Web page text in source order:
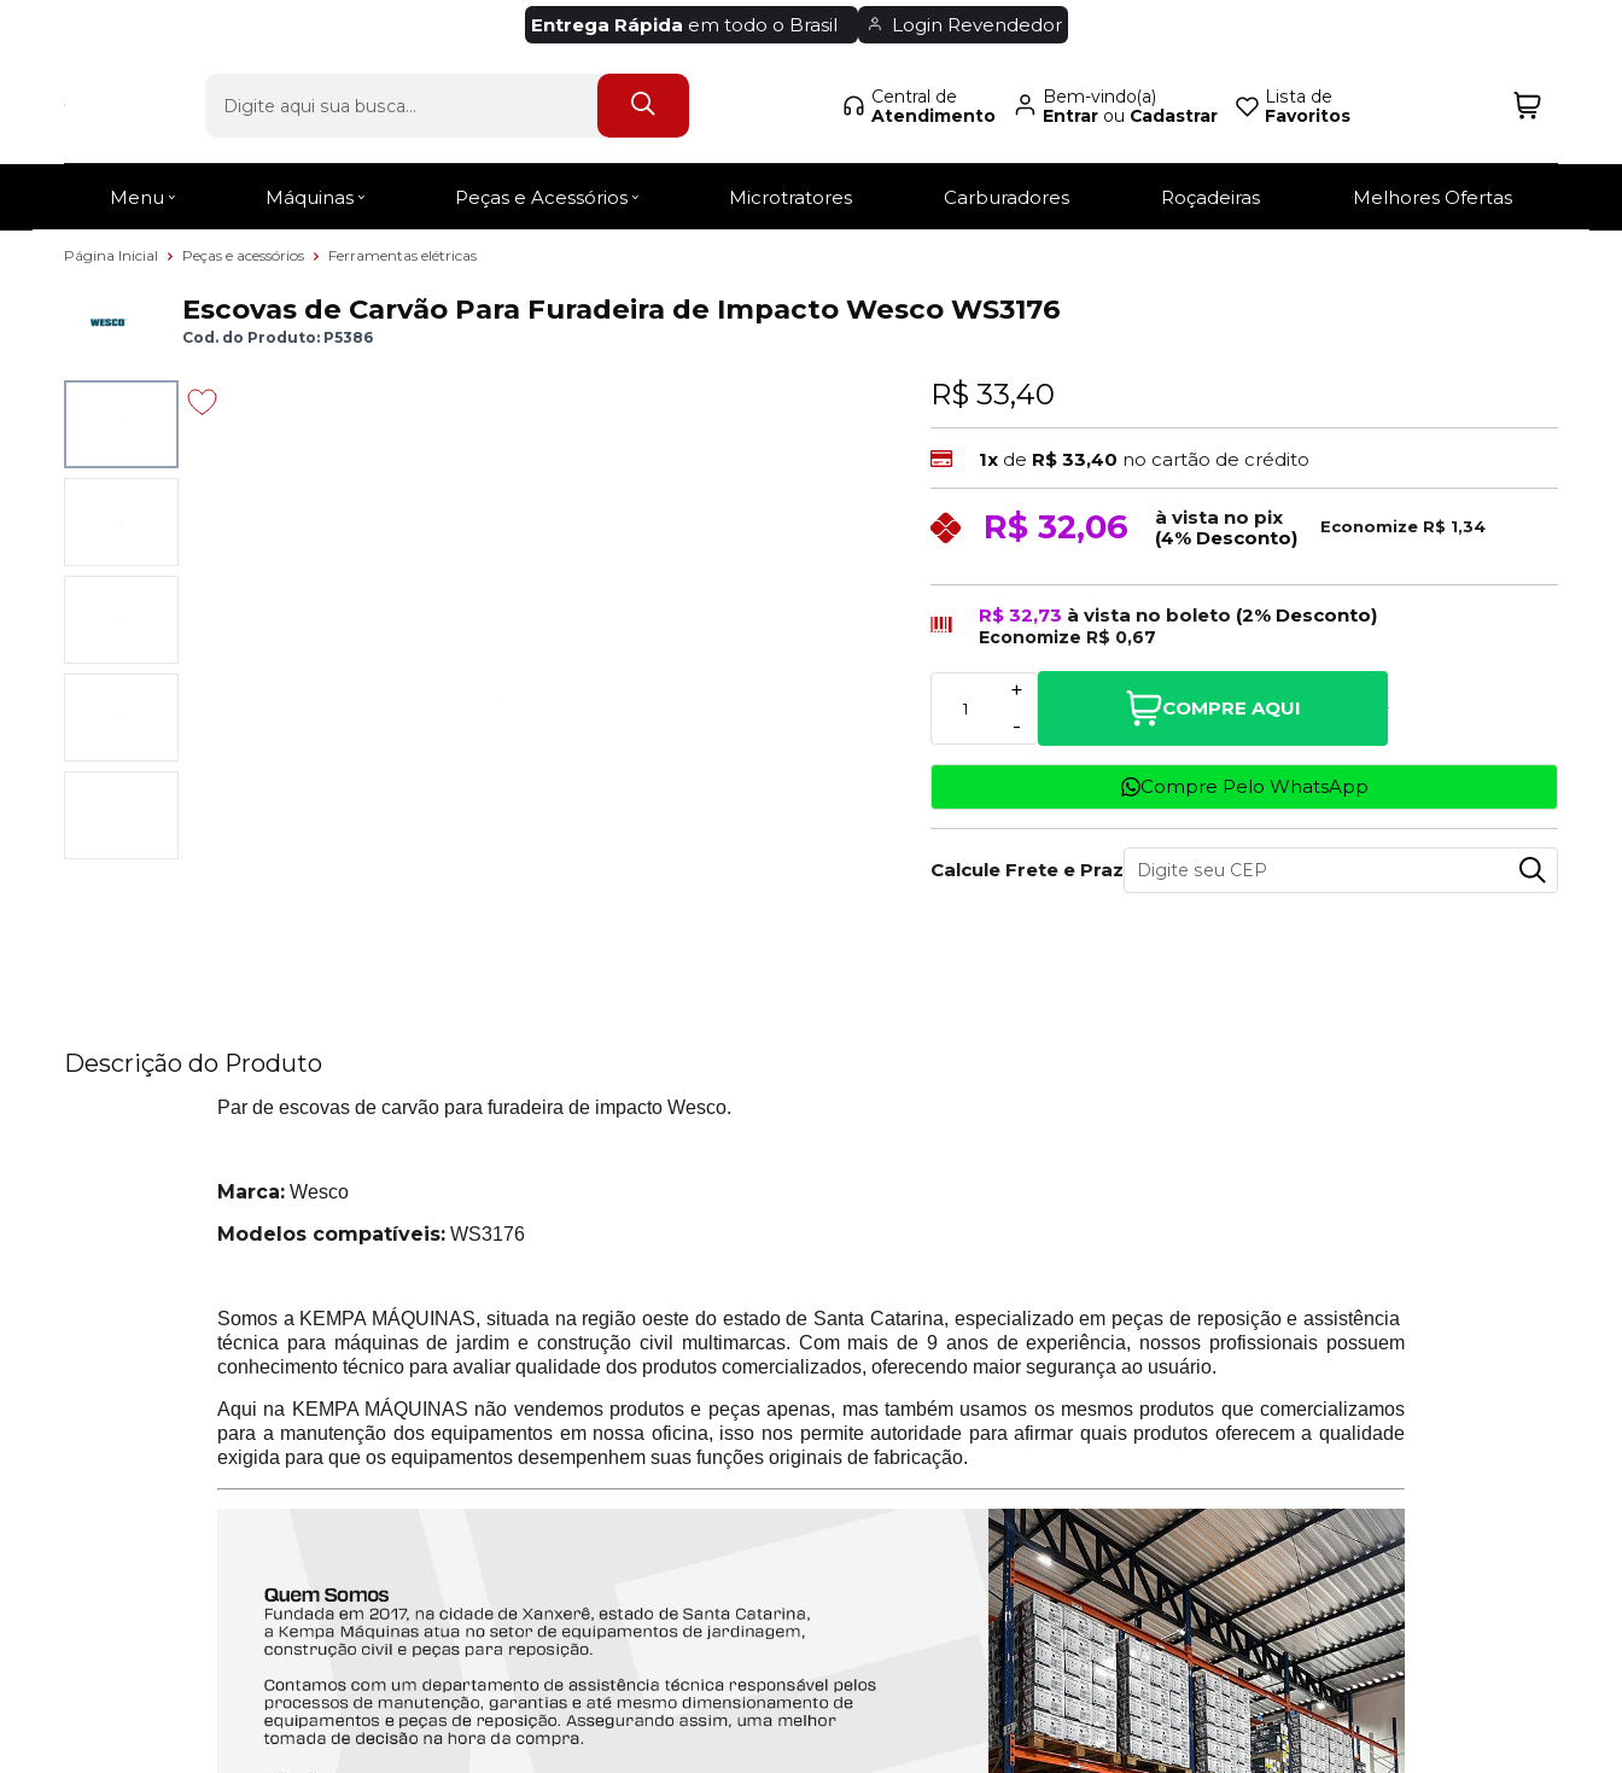
Entrega Rápida em todo o Brasil Login Revendedor
Central de
Atendimento
Bem-vindo(a)
Entrarou Cadastrar
Lista de
Favoritos
Menu Máquinas Peças e Acessórios Microtratores Carburadores Roçadeiras Melhores Ofertas
Página Inicial Peças e acessórios Ferramentas elétricas
Escovas de Carvão Para Furadeira de Impacto Wesco WS3176
Cod. do Produto: P5386
R$ 33,40
1x de R$ 33,40 no cartão de crédito
R$ 32,06
à vista no pix
(4% Desconto)
Economize R$ 1,34
R$ 32,73 à vista no boleto (2% Desconto)
Economize R$ 0,67
-
+
COMPRE AQUI
Compre Pelo WhatsApp
Calcule Frete e Prazo
Descrição do Produto
Par de escovas de carvão para furadeira de impacto Wesco.
Marca: Wesco
Modelos compatíveis: WS3176
Somos a KEMPA MÁQUINAS, situada na região oeste do estado de Santa Catarina, especializado em peças de reposição e assistência
técnica para máquinas de jardim e construção civil multimarcas. Com mais de 9 anos de experiência, nossos profissionais possuem
conhecimento técnico para avaliar qualidade dos produtos comercializados, oferecendo maior segurança ao usuário.
Aqui na KEMPA MÁQUINAS não vendemos produtos e peças apenas, mas também usamos os mesmos produtos que comercializamos
para a manutenção dos equipamentos em nossa oficina, isso nos permite autoridade para afirmar quais produtos oferecem a qualidade
exigida para que os equipamentos desempenhem suas funções originais de fabricação.